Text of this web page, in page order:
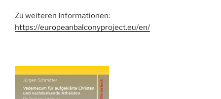
Zu weiteren Informationen:
https://europeanbalconyproject.eu/en/